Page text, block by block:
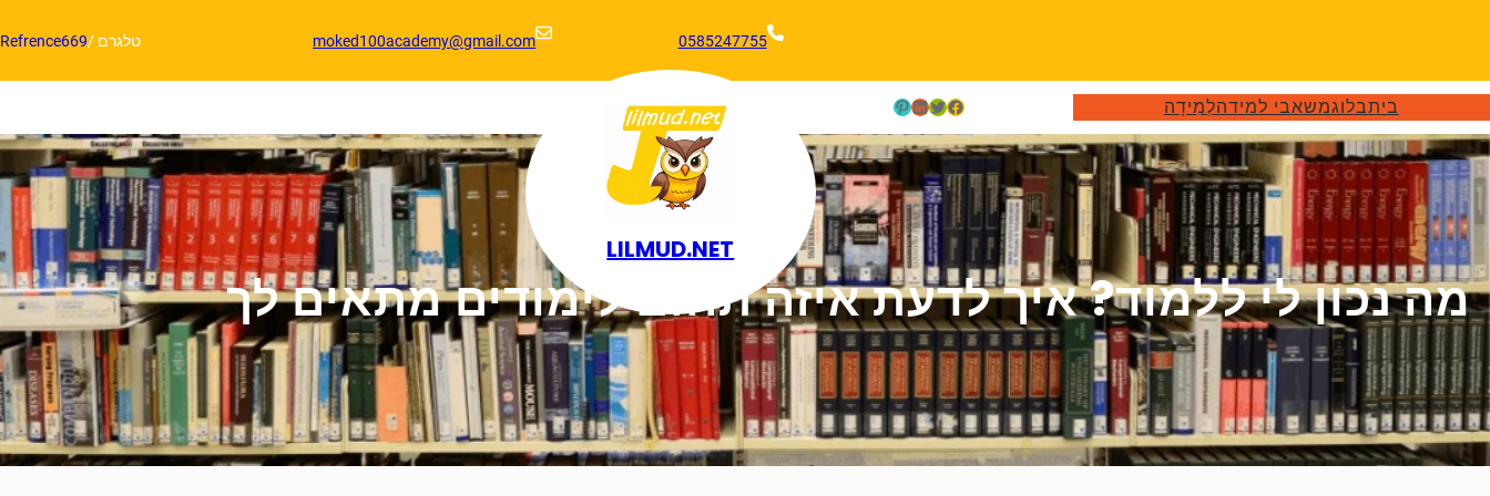
0585247755
moked100academy@gmail.com טלגרם /Refrence669
ביתבלוגמשאבי למידהלְמִידָה Facebook
Twitter
LinkedIn
Pinterest
LILMUD.NET
מה נכון לי ללמוד? איך לדעת איזה תחום לימודים מתאים לך